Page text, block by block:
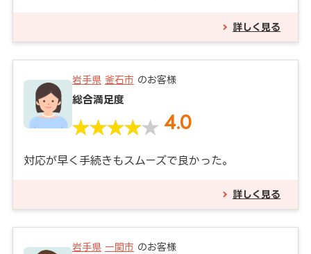
詳しく見る
岩手県 釜石市 のお客様
総合満足度
4.0
対応が早く手続きもスムーズで良かった。
詳しく見る
岩手県 一関市 のお客様